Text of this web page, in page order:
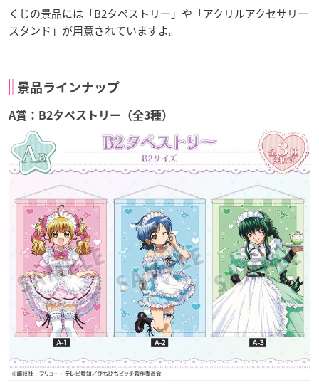
くじの景品には「B2タペストリー」や「アクリルアクセサリー
スタンド」が用意されていますよ。
景品ラインナップ
A賞：B2タペストリー（全3種）